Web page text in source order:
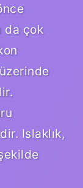
da çok
Islaklık,